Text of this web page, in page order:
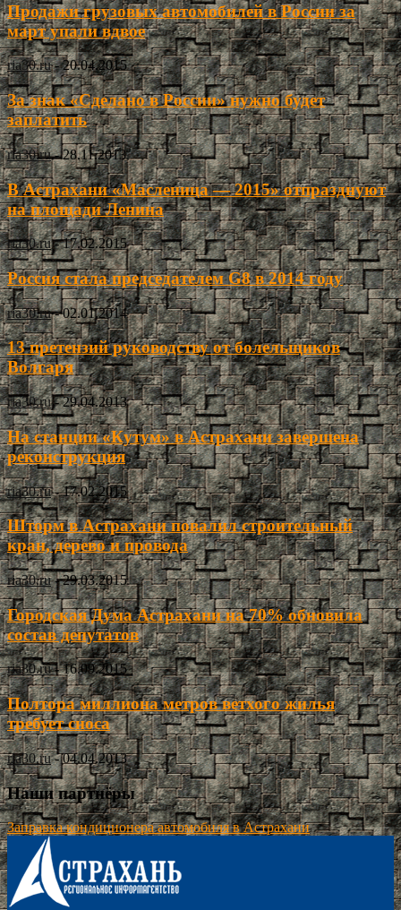
Продажи грузовых автомобилей в России за
март упали вдвое
ria30.ru - 20.04.2015
За знак «Сделано в России» нужно будет
заплатить
ria30.ru - 28.11.2013
В Астрахани «Масленица — 2015» отпразднуют
на площади Ленина
ria30.ru - 17.02.2015
Россия стала председателем G8 в 2014 году
ria30.ru - 02.01.2014
13 претензий руководству от болельщиков
Волгаря
ria30.ru - 29.04.2013
На станции «Кутум» в Астрахани завершена
реконструкция
ria30.ru - 17.02.2015
Шторм в Астрахани повалил строительный
кран, дерево и провода
ria30.ru - 29.03.2015
Городская Дума Астрахани на 70% обновила
состав депутатов
ria30.ru - 16.09.2015
Полтора миллиона метров ветхого жилья
требует сноса
ria30.ru - 04.04.2013
Наши партнёры
Заправка кондиционера автомобиля в Астрахани